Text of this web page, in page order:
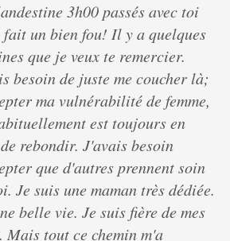
3h00 passés avec toi
fait un bien fou! Il y a quelques
que je veux te remercier.
besoin de juste me coucher là;
ma vulnérabilité de femme,
est toujours en
rebondir. J'avais besoin
que d'autres prennent soin
Je suis une maman très dédiée.
belle vie. Je suis fière de mes
Mais tout ce chemin m'a